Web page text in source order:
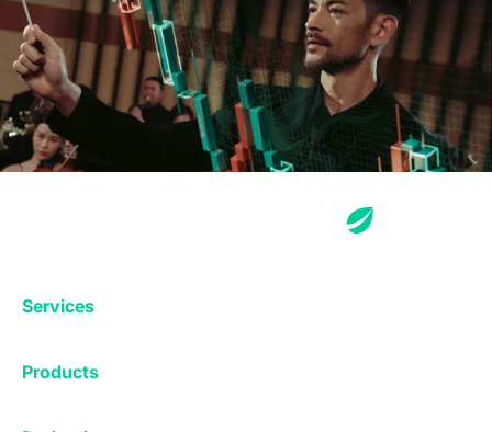
Services
Staking
Products